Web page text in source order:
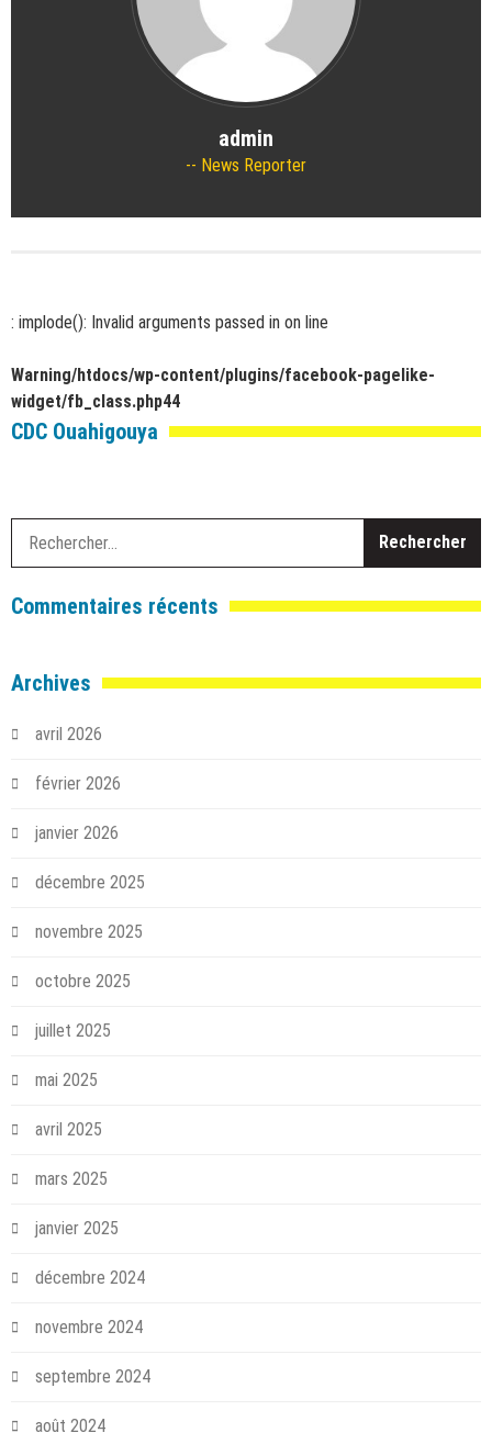
admin
News Reporter
: implode(): Invalid arguments passed in on line
Warning/htdocs/wp-content/plugins/facebook-pagelike-
widget/fb_class.php44
CDC Ouahigouya
Commentaires récents
Archives
avril 2026
février 2026
janvier 2026
décembre 2025
novembre 2025
octobre 2025
juillet 2025
mai 2025
avril 2025
mars 2025
janvier 2025
décembre 2024
novembre 2024
septembre 2024
août 2024